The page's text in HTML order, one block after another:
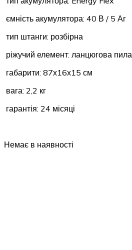
ємність акумулятора: 40 В / 5 Аг
тип штанги: розбірна
ріжучий елемент: ланцюгова пила
габарити: 87х16х15 см
вага: 2,2 кг
гарантія: 24 місяці
Немає в наявності